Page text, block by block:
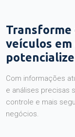
Transforme
veículos
Com informações
e análises precisas
controle e mais
negócios.